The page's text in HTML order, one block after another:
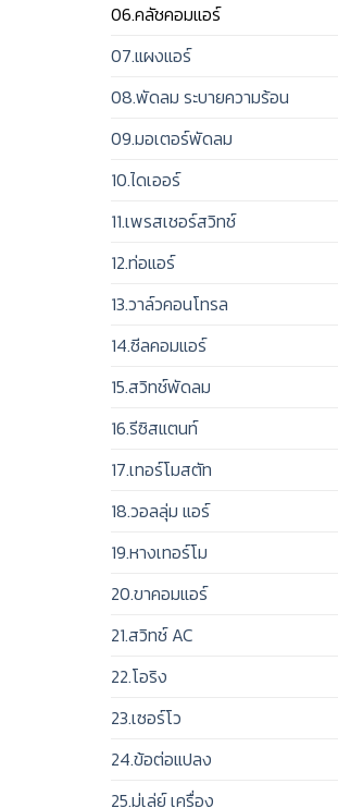
06.คลัชคอมแอร์
07.แผงแอร์
08.พัดลม ระบายความร้อน
09.มอเตอร์พัดลม
10.ไดเออร์
11.เพรสเชอร์สวิทช์
12.ท่อแอร์
13.วาล์วคอนโทรล
14.ซีลคอมแอร์
15.สวิทช์พัดลม
16.รีซิสแตนท์
17.เทอร์โมสตัท
18.วอลลุ่ม แอร์
19.หางเทอร์โม
20.ขาคอมแอร์
21.สวิทช์ AC
22.โอริง
23.เซอร์โว
24.ข้อต่อแปลง
25.มู่เล่ย์ เครื่อง